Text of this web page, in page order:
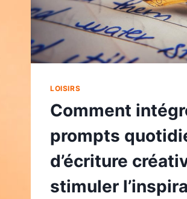
LOISIRS
Comment
prompts
d’écriture
stimuler